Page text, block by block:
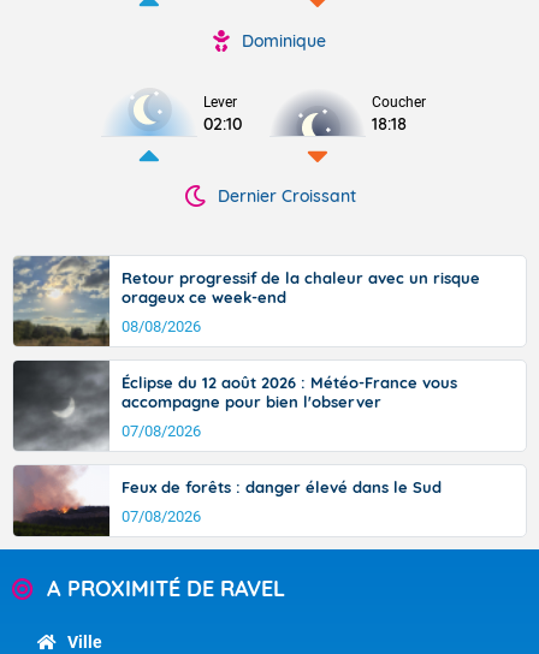
Dominique
Lever
02:10
Coucher
18:18
Dernier Croissant
Retour progressif de la chaleur avec un risque
orageux ce week-end
08/08/2026
Éclipse du 12 août 2026 : Météo-France vous
accompagne pour bien l'observer
07/08/2026
Feux de forêts : danger élevé dans le Sud
07/08/2026
A PROXIMITÉ DE RAVEL
Ville